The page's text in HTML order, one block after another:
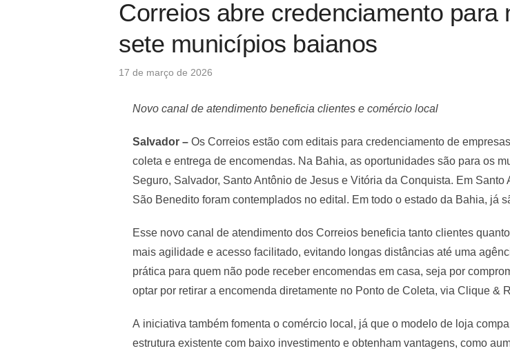
Correios abre credenciamento
sete municípios baianos
Posted
17 de março de 2026
Novo canal de atendimento beneficia clientes e comércio local
Salvador – Os Correios estão com editais para credenciamento de
coleta e entrega de encomendas. Na Bahia, as oportunidades são para os
Seguro, Salvador, Santo Antônio de Jesus e Vitória da Conquista. Em
São Benedito foram contemplados no edital. Em todo o estado da Bahia, já
Esse novo canal de atendimento dos Correios beneficia tanto clientes
mais agilidade e acesso facilitado, evitando longas distâncias até uma
prática para quem não pode receber encomendas em casa, seja por
optar por retirar a encomenda diretamente no Ponto de Coleta, via Clique &
A iniciativa também fomenta o comércio local, já que o modelo de loja
estrutura existente com baixo investimento e obtenham vantagens, como